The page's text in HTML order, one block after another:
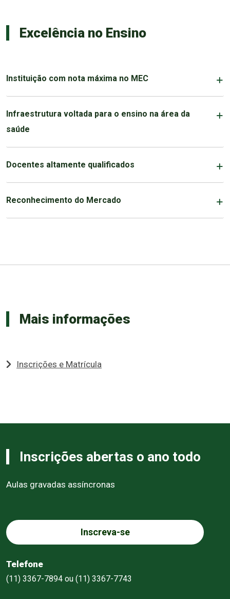
Excelência no Ensino
Instituição com nota máxima no MEC
Infraestrutura voltada para o ensino na área da
saúde
Docentes altamente qualificados
Reconhecimento do Mercado
Mais informações
Inscrições e Matrícula
Inscrições abertas o ano todo
Aulas gravadas assíncronas
Inscreva-se
Telefone
(11) 3367-7894 ou (11) 3367-7743